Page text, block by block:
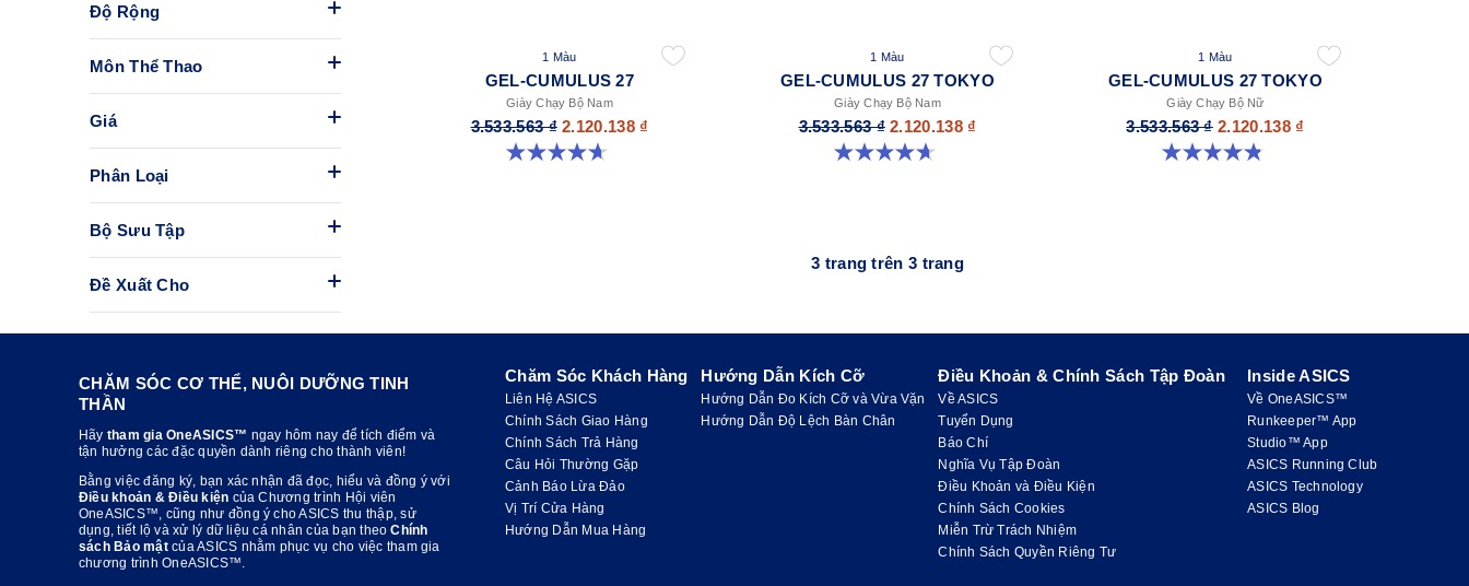
Độ Rộng
Môn Thể Thao
Giá
Phân Loại
Bộ Sưu Tập
Đề Xuất Cho
1 Màu
GEL-CUMULUS 27
Giày Chạy Bộ Nam
3.533.563 ₫ 2.120.138 ₫
4.7 trong số 5 sao. 383 đánh giá
1 Màu
GEL-CUMULUS 27 TOKYO
Giày Chạy Bộ Nam
3.533.563 ₫ 2.120.138 ₫
4.7 trong số 5 sao. 15 đánh giá
1 Màu
GEL-CUMULUS 27 TOKYO
Giày Chạy Bộ Nữ
3.533.563 ₫ 2.120.138 ₫
4.8 trong số 5 sao. 32 đánh giá
3 trang trên 3 trang
CHĂM SÓC CƠ THỂ, NUÔI DƯỠNG TINH
THẦN
Hãy tham gia OneASICS™ ngay hôm nay để tích điểm và
tận hưởng các đặc quyền dành riêng cho thành viên!
Bằng việc đăng ký, bạn xác nhận đã đọc, hiểu và đồng ý với
Điều khoản & Điều kiện của Chương trình Hội viên
OneASICS™, cũng như đồng ý cho ASICS thu thập, sử
dụng, tiết lộ và xử lý dữ liệu cá nhân của bạn theoChính
sách Bảo mậtcủa ASICS nhằm phục vụ cho việc tham gia
chương trình OneASICS™.
Chăm Sóc Khách Hàng
Liên Hệ ASICS
Chính Sách Giao Hàng
Chính Sách Trả Hàng
Câu Hỏi Thường Gặp
Cảnh Báo Lừa Đảo
Vị Trí Cửa Hàng
Hướng Dẫn Mua Hàng
Hướng Dẫn Kích Cỡ
Hướng Dẫn Đo Kích Cỡ và Vừa Vặn
Hướng Dẫn Độ Lệch Bàn Chân
Điều Khoản & Chính Sách Tập Đoàn
Về ASICS
Tuyển Dụng
Báo Chí
Nghĩa Vụ Tập Đoàn
Điều Khoản và Điều Kiện
Chính Sách Cookies
Miễn Trừ Trách Nhiệm
Chính Sách Quyền Riêng Tư
Inside ASICS
Về OneASICS™
Runkeeper™ App
Studio™ App
ASICS Running Club
ASICS Technology
ASICS Blog